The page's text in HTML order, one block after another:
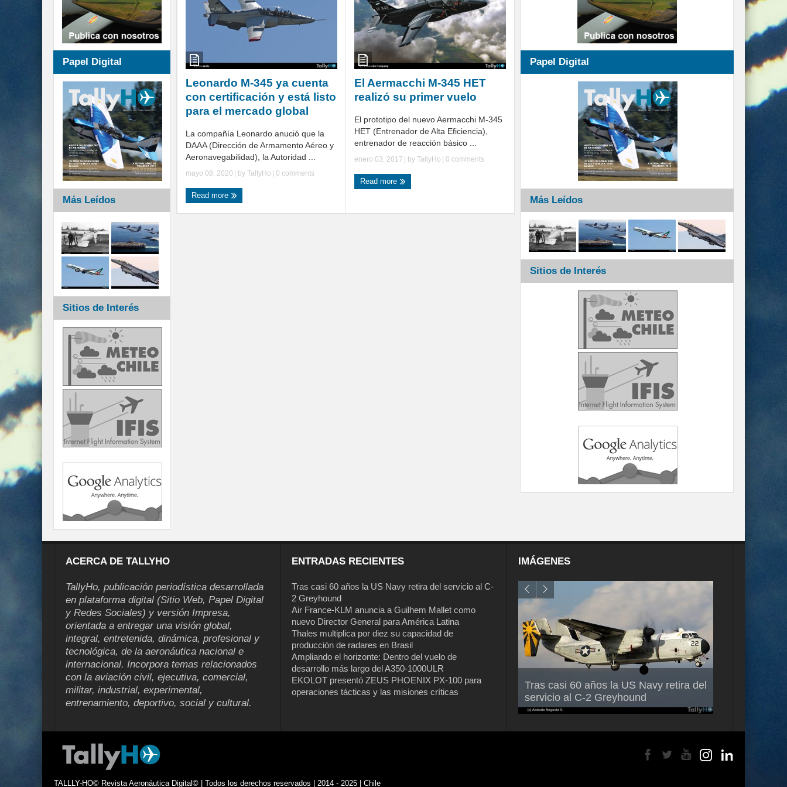
Leonardo M-345 ya cuenta
con certificación y está listo
para el mercado global
La compañía Leonardo anució que la
DAAA (Dirección de Armamento Aéreo y
Aeronavegabilidad), la Autoridad ...
mayo 08, 2020 | by TallyHo 0 comments
Read more
El Aermacchi M-345 HET
realizó su primer vuelo
El prototipo del nuevo Aermacchi M-345
HET (Entrenador de Alta Eficiencia),
entrenador de reacción básico ...
enero 03, 2017 | by TallyHo 0 comments
Read more
Papel Digital
Más Leídos
Sitios de Interés
Papel Digital
Más Leídos
Sitios de Interés
ACERCA DE TALLYHO
TallyHo, publicación periodística desarrollada
en plataforma digital (Sitio Web, Papel Digital
y Redes Sociales) y versión Impresa,
orientada a entregar una visión global,
integral, entretenida, dinámica, profesional y
tecnológica, de la aeronáutica nacional e
internacional. Incorpora temas relacionados
con la aviación civil, ejecutiva, comercial,
militar, industrial, experimental,
entrenamiento, deportivo, social y cultural.
ENTRADAS RECIENTES
Tras casi 60 años la US Navy retira del servicio al C-
2 Greyhound
Air France-KLM anuncia a Guilhem Mallet como
nuevo Director General para América Latina
Thales multiplica por diez su capacidad de
producción de radares en Brasil
Ampliando el horizonte: Dentro del vuelo de
desarrollo más largo del A350-1000ULR
EKOLOT presentó ZEUS PHOENIX PX-100 para
operaciones tácticas y las misiones críticas
IMÁGENES
Tras casi 60 años la US Navy retira del
servicio al C-2 Greyhound
Air France-KLM anuncia a Guilhem
Mallet como nuevo Director General
para América Latina
TALLLY-HO© Revista Aeronáutica Digital© | Todos los derechos reservados | 2014 - 2025 | Chile